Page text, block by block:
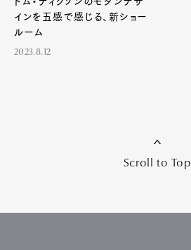
インを五感で感じる、新ショー
ルーム
2023.8.12
Scroll to Top